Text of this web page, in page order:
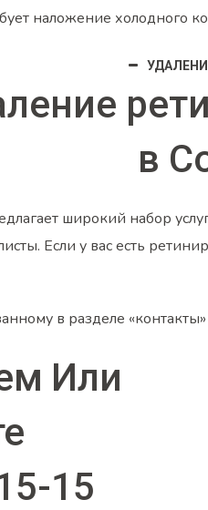
наложение холодного
в
широкий набор
Если у вас есть
в разделе
Или
15